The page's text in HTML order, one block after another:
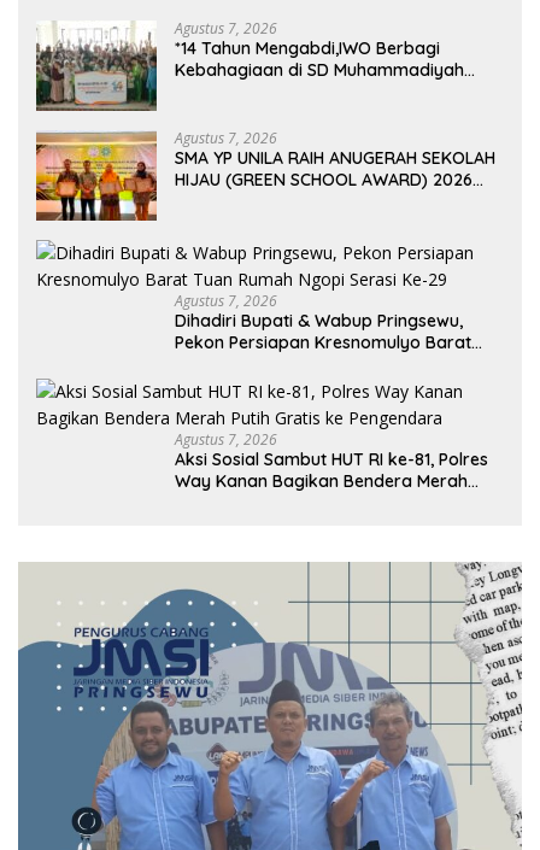
Agustus 7, 2026
*14 Tahun Mengabdi,IWO Berbagi
Kebahagiaan di SD Muhammadiyah
Agustus 7, 2026
SMA YP UNILA RAIH ANUGERAH SEKOLAH
HIJAU (GREEN SCHOOL AWARD) 2026
Agustus 7, 2026
Dihadiri Bupati & Wabup Pringsewu,
Pekon Persiapan Kresnomulyo Barat
Agustus 7, 2026
Aksi Sosial Sambut HUT RI ke-81, Polres
Way Kanan Bagikan Bendera Merah